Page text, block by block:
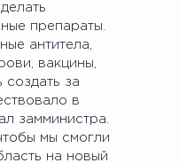
препараты.
антитела,
вакцины,
создать за
в
замминистра.
мы смогли
на новый